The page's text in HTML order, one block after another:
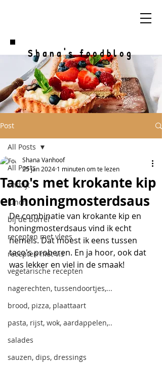
Shana's foodblog
Post
All Posts
ontbijt
lunch
bij de borrel
recepten met vlees
recepten met vis
vegetarische recepten
nagerechten, tussendoortjes,...
brood, pizza, plaattaart
pasta, rijst, wok, aardappelen,..
salades
sauzen, dips, dressings
All Posts
Taco's met krokante kip
en honingmosterdsaus
Shana Vanhoof
25 jan 2024 1 minuten om te lezen
De combinatie van krokante kip en
honingmosterdsaus vind ik echt
hemels. Dat moest ik eens tussen
taco's proberen. En ja hoor, ook dat
was lekker en viel in de smaak!